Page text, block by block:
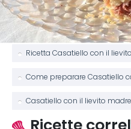
Ricetta Casatiello con il
Come preparare Casatiello
Casatiello con il lievito
Ricette